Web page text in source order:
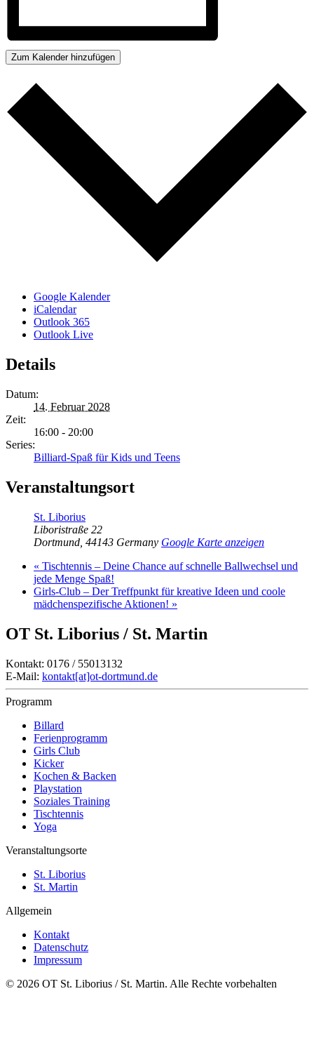
Zum Kalender hinzufügen
Google Kalender
iCalendar
Outlook 365
Outlook Live
Details
Datum:
14. Februar 2028
Zeit:
16:00 - 20:00
Series:
Billiard-Spaß für Kids und Teens
Veranstaltungsort
St. Liborius
Liboristraße 22
Dortmund 44143 Germany Google Karte anzeigen
« Tischtennis – Deine Chance auf schnelle Ballwechsel und
jede Menge Spaß!
Girls-Club – Der Treffpunkt für kreative Ideen und coole
mädchenspezifische Aktionen! »
OT St. Liborius / St. Martin
Kontakt: 0176 / 55013132
E-Mail: kontakt[at]ot-dortmund.de
Programm
Billard
Ferienprogramm
Girls Club
Kicker
Kochen & Backen
Playstation
Soziales Training
Tischtennis
Yoga
Veranstaltungsorte
St. Liborius
St. Martin
Allgemein
Kontakt
Datenschutz
Impressum
© 2026 OT St. Liborius / St. Martin. Alle Rechte vorbehalten